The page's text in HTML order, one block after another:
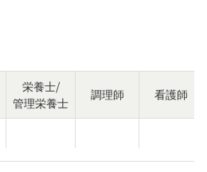
栄養士/
管理栄養士
調理師 看護師